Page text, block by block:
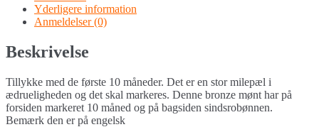
Yderligere information
Anmeldelser (0)
Beskrivelse
Tillykke med de første 10 måneder. Det er en stor milepæl i
ædrueligheden og det skal markeres. Denne bronze mønt har på
forsiden markeret 10 måned og på bagsiden sindsrobønnen.
Bemærk den er på engelsk